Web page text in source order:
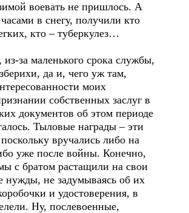
воевать не пришлось. А
в снегу, получили кто
кто – туберкулез…
за маленького срока службы,
да и, чего уж там,
моих
собственных заслуг в
документов об этом периоде
Тыловые награды – эти
вручались либо на
уже после войны. Конечно,
с братом растащили на свои
нужды, не задумываясь об их
и удостоверения, в
Ну, послевоенные,